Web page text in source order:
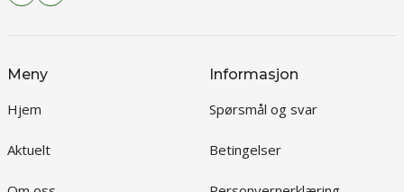
Meny
Hjem
Aktuelt
Informasjon
Spørsmål og svar
Betingelser